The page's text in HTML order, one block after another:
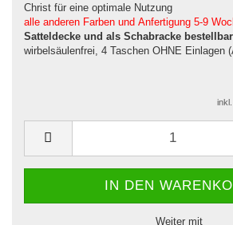
Christ für eine optimale Nutzung
alle anderen Farben und Anfertigung 5-9
Satteldecke und als Schabracke bestellbar
wirbelsäulenfrei, 4 Taschen OHNE Einlagen
Weiter mit